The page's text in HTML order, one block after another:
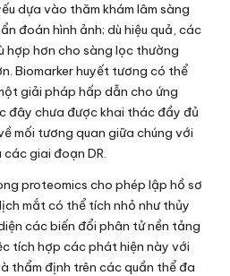
dựa vào thăm khám lâm sàng
đoán hình ảnh; dù hiệu quả, các
hợp hơn cho sàng lọc thường
Biomarker huyết tương có thể
giải pháp hấp dẫn cho ứng
đây chưa được khai thác đầy đủ
mối tương quan giữa chúng với
giai đoạn DR.
proteomics cho phép lập hồ sơ
mắt có thể tích nhỏ như thủy
các biến đổi phân tử nền tảng
tích hợp các phát hiện này với
thẩm định trên các quần thể đa